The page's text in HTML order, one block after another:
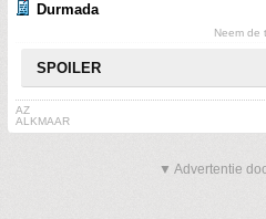
Durmada
Neem de
SPOILER
AZ
ALKMAAR
▼ Advertentie